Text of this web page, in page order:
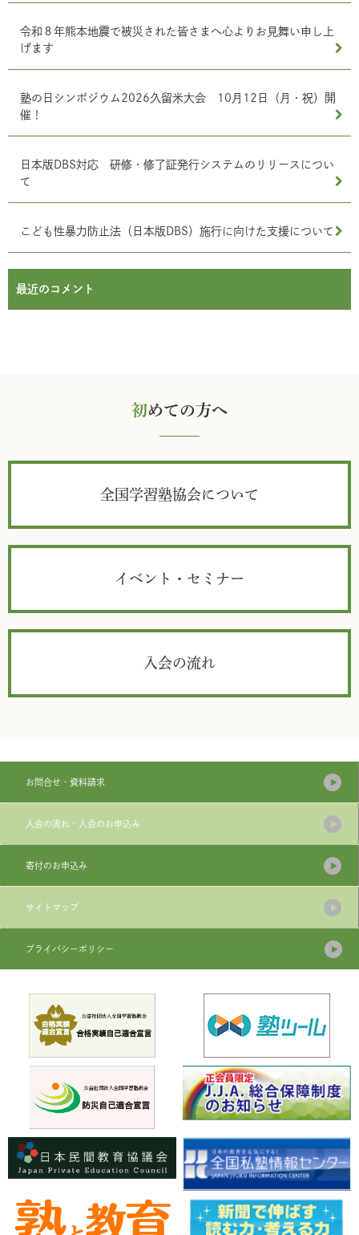
令和８年熊本地震で被災された皆さまへ心よりお見舞い申し上
げます
塾の日シンポジウム2026久留米大会 10月12日（月・祝）開
催！
日本版DBS対応 研修・修了証発行システムのリリースについ
て
こども性暴力防止法（日本版DBS）施行に向けた支援について
最近のコメント
初めての方へ
全国学習塾協会について
イベント・セミナー
入会の流れ
お問合せ・資料請求
入会の流れ・入会のお申込み
寄付のお申込み
サイトマップ
プライバシーポリシー